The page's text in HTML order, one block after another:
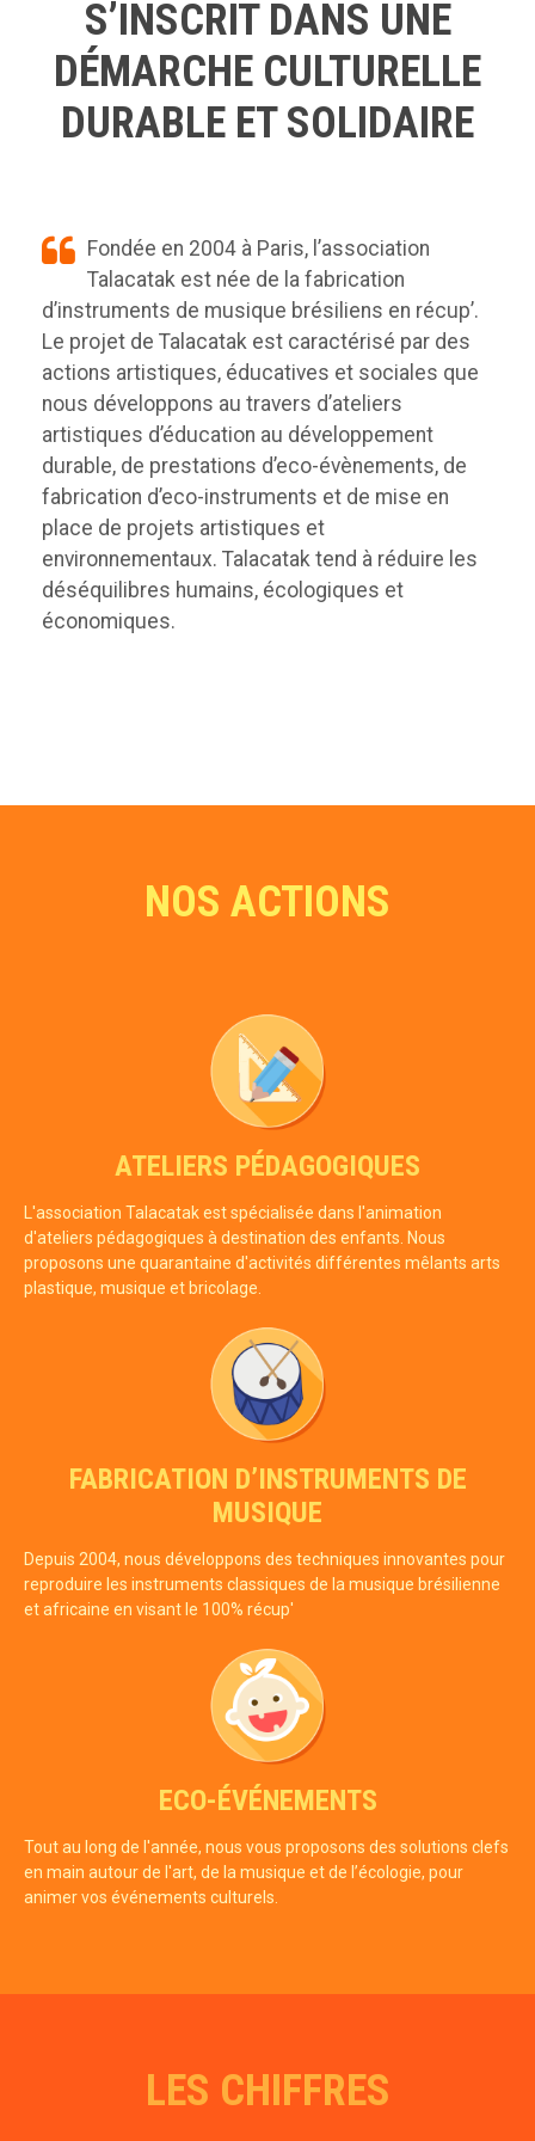
S’INSCRIT DANS UNE
DÉMARCHE CULTURELLE
DURABLE ET SOLIDAIRE
Fondée en 2004 à Paris, l’association
Talacatak est née de la fabrication
d’instruments de musique brésiliens en récup’.
Le projet de Talacatak est caractérisé par des
actions artistiques, éducatives et sociales que
nous développons au travers d’ateliers
artistiques d’éducation au développement
durable, de prestations d’eco-évènements, de
fabrication d’eco-instruments et de mise en
place de projets artistiques et
environnementaux. Talacatak tend à réduire les
déséquilibres humains, écologiques et
économiques.
NOS ACTIONS
ATELIERS PÉDAGOGIQUES
L'association Talacatak est spécialisée dans l'animation
d'ateliers pédagogiques à destination des enfants. Nous
proposons une quarantaine d'activités différentes mêlants arts
plastique, musique et bricolage.
FABRICATION D’INSTRUMENTS DE
MUSIQUE
Depuis 2004, nous développons des techniques innovantes pour
reproduire les instruments classiques de la musique brésilienne
et africaine en visant le 100% récup'
ECO-ÉVÉNEMENTS
Tout au long de l'année, nous vous proposons des solutions clefs
en main autour de l'art, de la musique et de l’écologie, pour
animer vos événements culturels.
LES CHIFFRES